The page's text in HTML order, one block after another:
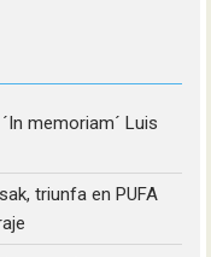
memoriam´ Luis
triunfa en PUFA